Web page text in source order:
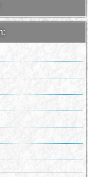
תחומי העבודה: